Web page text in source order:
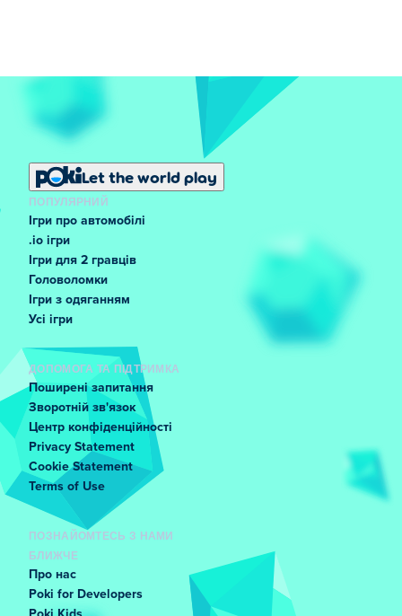
Let the world play
ПОПУЛЯРНИЙ
Ігри про автомобілі
.io ігри
Ігри для 2 гравців
Головоломки
Ігри з одяганням
Усі ігри
ДОПОМОГА ТА ПІДТРИМКА
Поширені запитання
Зворотній зв'язок
Центр конфіденційності
Privacy Statement
Cookie Statement
Terms of Use
ПОЗНАЙОМТЕСЬ З НАМИ
БЛИЖЧЕ
Про нас
Poki for Developers